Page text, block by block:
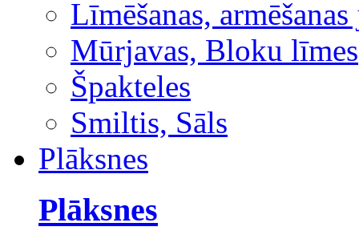
Līmēšanas, armēšanas
Mūrjavas, Bloku līmes
Špakteles
Smiltis, Sāls
Plāksnes
Plāksnes